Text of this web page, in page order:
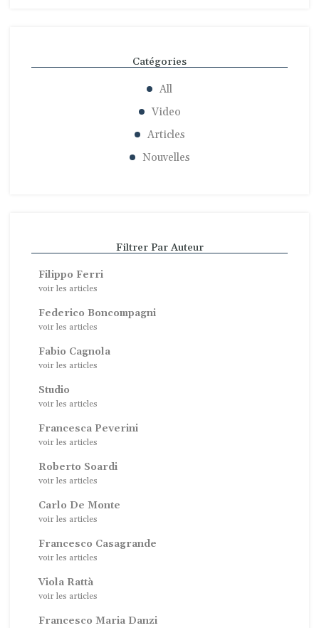
Catégories
All
Video
Articles
Nouvelles
Filtrer Par Auteur
Filippo Ferri
voir les articles
Federico Boncompagni
voir les articles
Fabio Cagnola
voir les articles
Studio
voir les articles
Francesca Peverini
voir les articles
Roberto Soardi
voir les articles
Carlo De Monte
voir les articles
Francesco Casagrande
voir les articles
Viola Rattà
voir les articles
Francesco Maria Danzi